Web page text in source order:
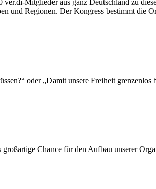
und Regionen. Der Kongress bestimmt die
oder „Damit unsere Freiheit
Chance für den Aufbau unserer